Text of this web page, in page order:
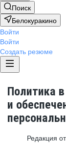
Поиск
Белокуракино
Войти
Войти
Создать резюме
Политика
и
Редакция